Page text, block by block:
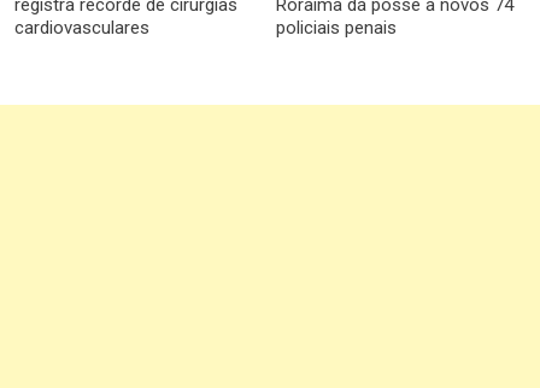
registra recorde de cirurgias
cardiovasculares
Roraima dá posse a novos 74
policiais penais